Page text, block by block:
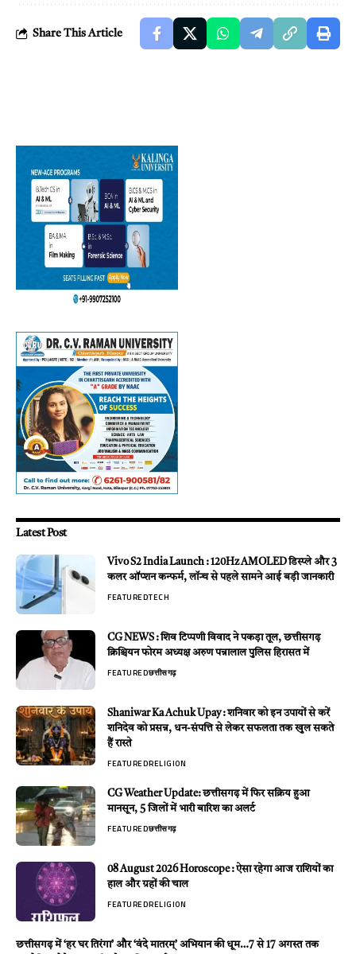
Share This Article
Latest Post
Vivo S2 India Launch : 120Hz AMOLED डिस्प्ले और 3
कलर ऑप्शन कन्फर्म, लॉन्च से पहले सामने आई बड़ी जानकारी
FEATUREDTECH
CG NEWS : शिव टिप्पणी विवाद ने पकड़ा तूल, छत्तीसगढ़
क्रिश्चियन फोरम अध्यक्ष अरुण पन्नालाल पुलिस हिरासत में
FEATUREDछत्तीसगढ़
Shaniwar Ka Achuk Upay : शनिवार को इन उपायों से करें
शनिदेव को प्रसन्न, धन-संपत्ति से लेकर सफलता तक खुल सकते
हैं रास्ते
FEATUREDRELIGION
CG Weather Update: छत्तीसगढ़ में फिर सक्रिय हुआ
मानसून, 5 जिलों में भारी बारिश का अलर्ट
FEATUREDछत्तीसगढ़
08 August 2026 Horoscope : ऐसा रहेगा आज राशियों का
हाल और ग्रहों की चाल
FEATUREDRELIGION
छत्तीसगढ़ में ‘हर घर तिरंगा’ और ‘वंदे मातरम्’ अभियान की धूम…7 से 17 अगस्त तक